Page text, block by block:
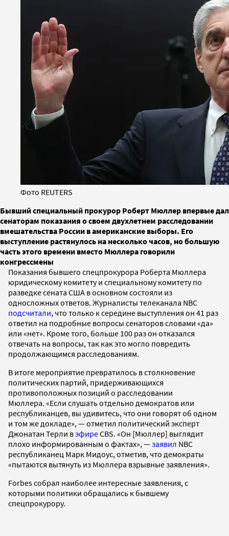
Фото REUTERS
Бывший специальный прокурор Роберт Мюллер впервые дал
сенаторам показания о своем двухлетнем расследовании
вмешательства России в американские выборы. Его
выступление растянулось на несколько часов, но большую
часть этого времени вместо Мюллера говорили
конгрессмены
Показания бывшего спецпрокурора Роберта Мюллера
юридическому комитету и специальному комитету по
разведке сената США в основном состояли из
односложных ответов. Журналисты телеканала NBC
подсчитали, что только к середине выступления он 41 раз
ответил на подробные вопросы сенаторов словами «да»
или «нет». Кроме того, больше 100 раз он отказался
отвечать на вопросы, так как это могло повредить
продолжающимся расследованиям.
В итоге мероприятие превратилось в столкновение
политических партий, придерживающихся
противоположных позиций о расследовании
Мюллера. «Если слушать отдельно демократов или
республиканцев, вы удивитесь, что они говорят об одном
и том же докладе», — отметил политический эксперт
Джонатан Терли вэфиреCBS. «Он [Мюллер] выглядит
плохо информированным о фактах», —заявил NBC
республиканец Марк Мидоус, отметив, что демократы
«пытаются вытянуть из Мюллера взрывные заявления».
Forbes собрал наиболее интересные заявления, с
которыми политики обращались к бывшему
спецпрокурору.